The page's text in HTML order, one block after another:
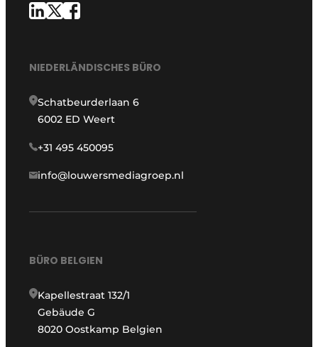
NIEDERLÄNDISCHES BÜRO
Schatbeurderlaan 6
6002 ED Weert
+31 495 450095
info@louwersmediagroep.nl
BÜRO BELGIEN
Kapellestraat 132/1
Gebäude G
8020 Oostkamp Belgien